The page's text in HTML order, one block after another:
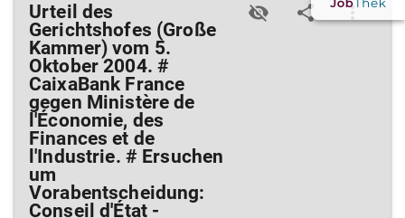
Urteil des
Gerichtshofes (Große
Kammer) vom 5.
Oktober 2004. #
CaixaBank France
gegen Ministère de
l'Économie, des
Finances et de
l'Industrie. # Ersuchen
um
Vorabentscheidung:
Conseil d'État -
visibility_off share more_vert